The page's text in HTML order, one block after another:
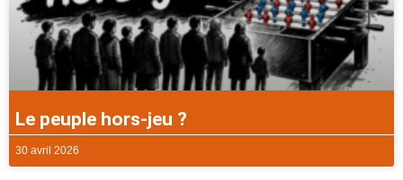
Le peuple hors-jeu ?
30 avril 2026